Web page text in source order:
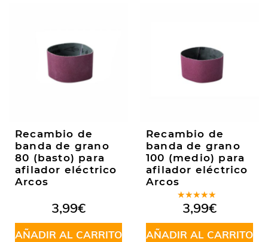
Recambio de
banda de grano
80 (basto) para
afilador eléctrico
Arcos
3,99€
AÑADIR AL CARRITO
Recambio de
banda de grano
100 (medio) para
afilador eléctrico
Arcos
Valorado
en4.75
de 5
3,99€
AÑADIR AL CARRITO